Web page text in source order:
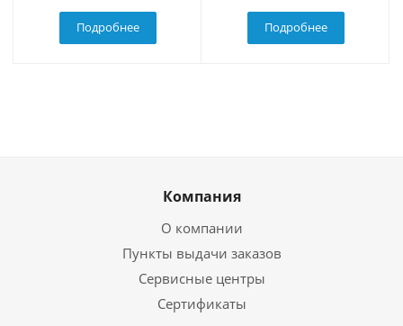
Подробнее Подробнее
Компания
О компании
Пункты выдачи заказов
Сервисные центры
Сертификаты